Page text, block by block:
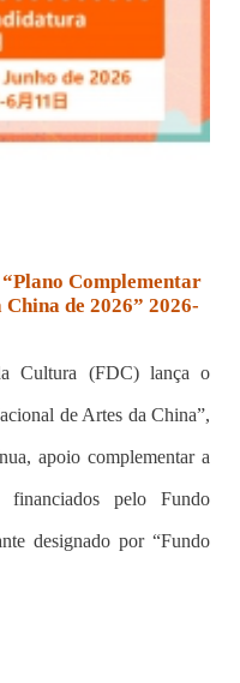
Complementar
de 2026” 2026-
Cultura (FDC) lança o
de Artes da China”,
apoio complementar a
pelo Fundo
designado por “Fundo